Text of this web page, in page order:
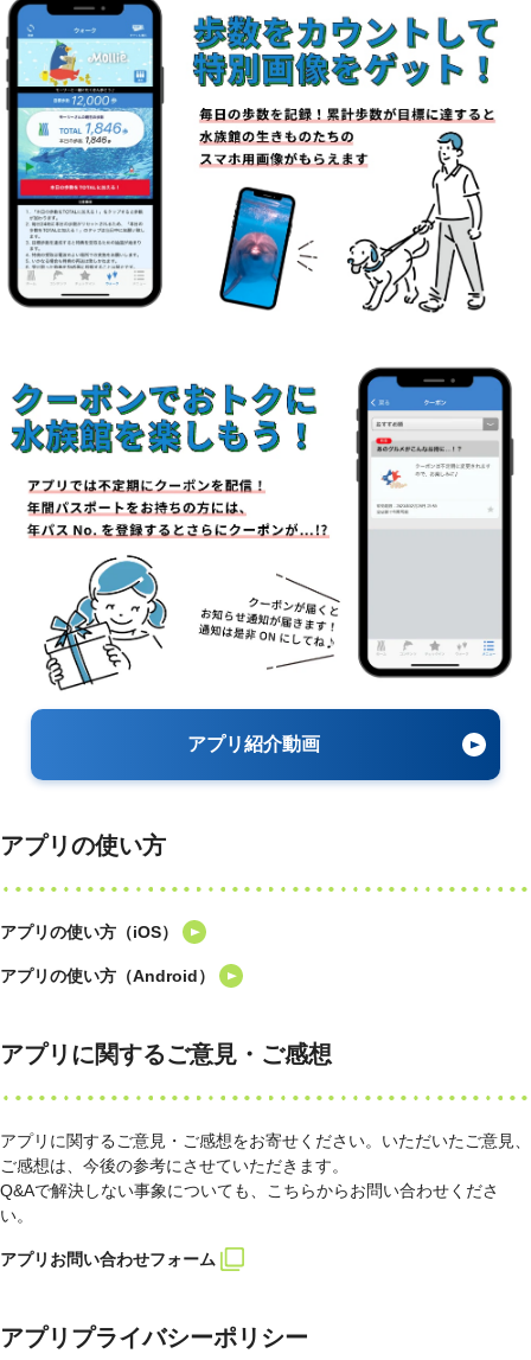
アプリ紹介動画
アプリの使い方
アプリの使い方（iOS）
アプリの使い方（Android）
アプリに関するご意見・ご感想
アプリに関するご意見・ご感想をお寄せください。いただいたご意見、
ご感想は、今後の参考にさせていただきます。
Q&Aで解決しない事象についても、こちらからお問い合わせくださ
い。
アプリお問い合わせフォーム
アプリプライバシーポリシー